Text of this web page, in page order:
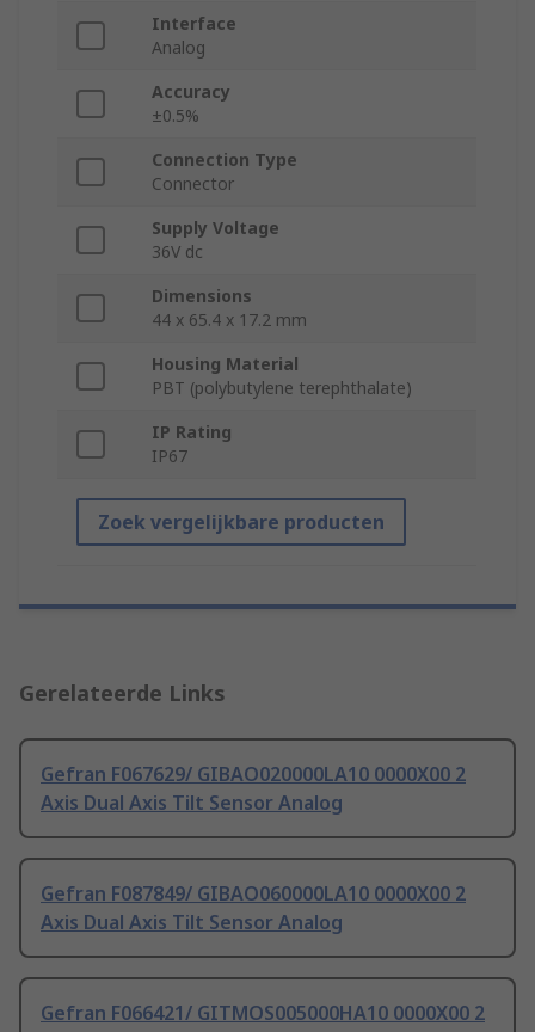
Interface
Analog
Accuracy
±0.5%
Connection Type
Connector
Supply Voltage
36V dc
Dimensions
44 x 65.4 x 17.2 mm
Housing Material
PBT (polybutylene terephthalate)
IP Rating
IP67
Zoek vergelijkbare producten
Gerelateerde Links
Gefran F067629/ GIBAO020000LA10 0000X00 2
Axis Dual Axis Tilt Sensor Analog
Gefran F087849/ GIBAO060000LA10 0000X00 2
Axis Dual Axis Tilt Sensor Analog
Gefran F066421/ GITMOS005000HA10 0000X00 2